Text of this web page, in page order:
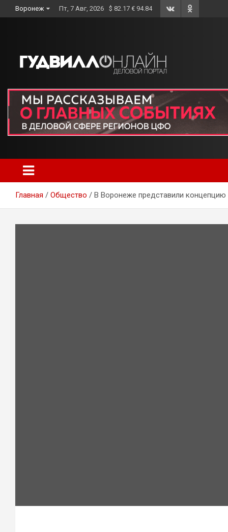
to
Воронеж Пт, 7 Авг, 2026 $ 82.17 € 94.84
Главная Общество В Воронеже представили